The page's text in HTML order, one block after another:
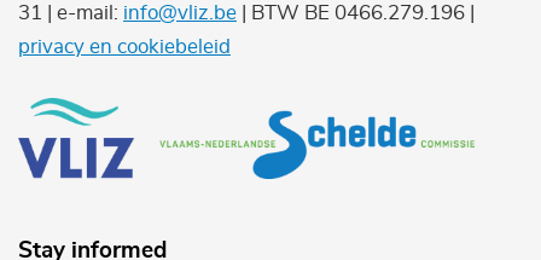
31 | e-mail: info@vliz.be | BTW BE 0466.279.196 |
privacy en cookiebeleid
Stay informed